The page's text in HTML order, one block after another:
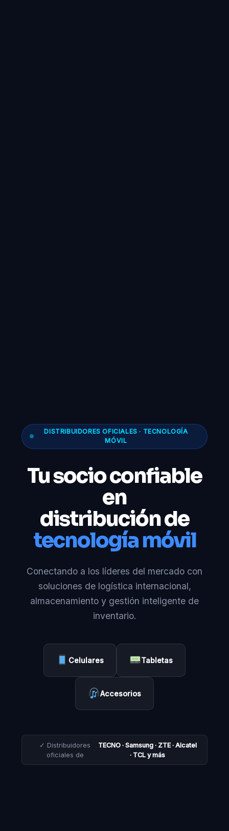
DISTRIBUIDORES OFICIALES · TECNOLOGÍA
MÓVIL
Tu socio confiable
en
distribución de
tecnología móvil
Conectando a los líderes del mercado con
soluciones de logística internacional,
almacenamiento y gestión inteligente de
inventario.
Celulares Tabletas
Accesorios
✓ Distribuidores
oficiales de
TECNO · Samsung · ZTE · Alcatel
· TCL y más